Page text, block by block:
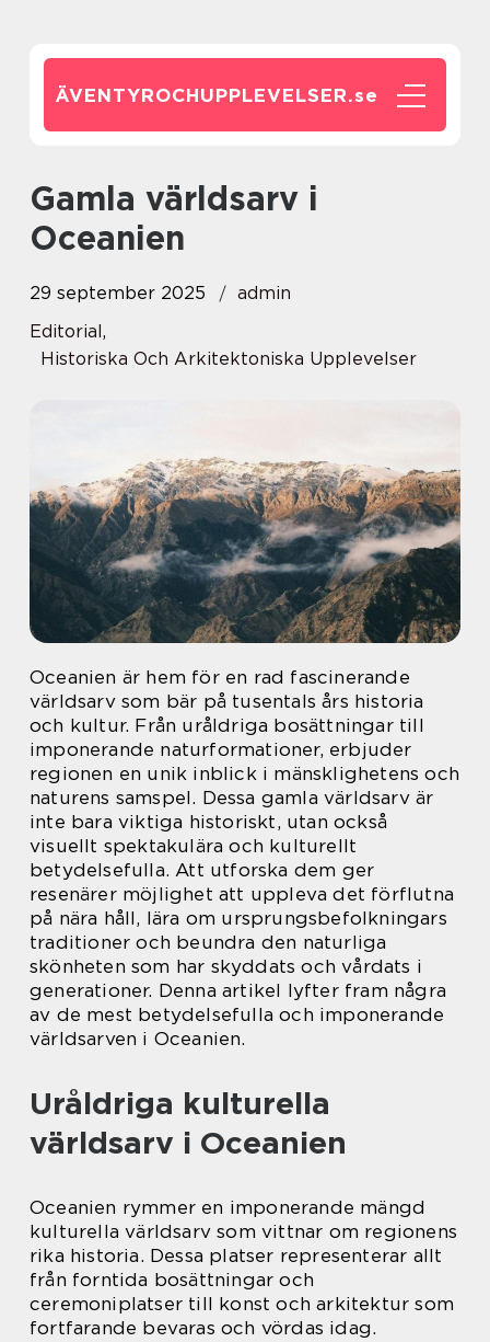
ÄVENTYROCHUPPLEVELSER.se
Gamla världsarv i
Oceanien
29 september 2025
admin
Editorial,
Historiska Och Arkitektoniska Upplevelser
Oceanien är hem för en rad fascinerande
världsarv som bär på tusentals års historia
och kultur. Från uråldriga bosättningar till
imponerande naturformationer, erbjuder
regionen en unik inblick i mänsklighetens och
naturens samspel. Dessa gamla världsarv är
inte bara viktiga historiskt, utan också
visuellt spektakulära och kulturellt
betydelsefulla. Att utforska dem ger
resenärer möjlighet att uppleva det förflutna
på nära håll, lära om ursprungsbefolkningars
traditioner och beundra den naturliga
skönheten som har skyddats och vårdats i
generationer. Denna artikel lyfter fram några
av de mest betydelsefulla och imponerande
världsarven i Oceanien.
Uråldriga kulturella
världsarv i Oceanien
Oceanien rymmer en imponerande mängd
kulturella världsarv som vittnar om regionens
rika historia. Dessa platser representerar allt
från forntida bosättningar och
ceremoniplatser till konst och arkitektur som
fortfarande bevaras och vördas idag.